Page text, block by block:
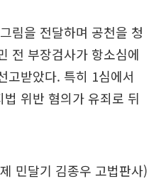
림을 전달하며 공천을 청
전 부장검사가 항소심에
고받았다. 특히 1심에서
위반 혐의가 유죄로 뒤
민달기 김종우 고법판사)